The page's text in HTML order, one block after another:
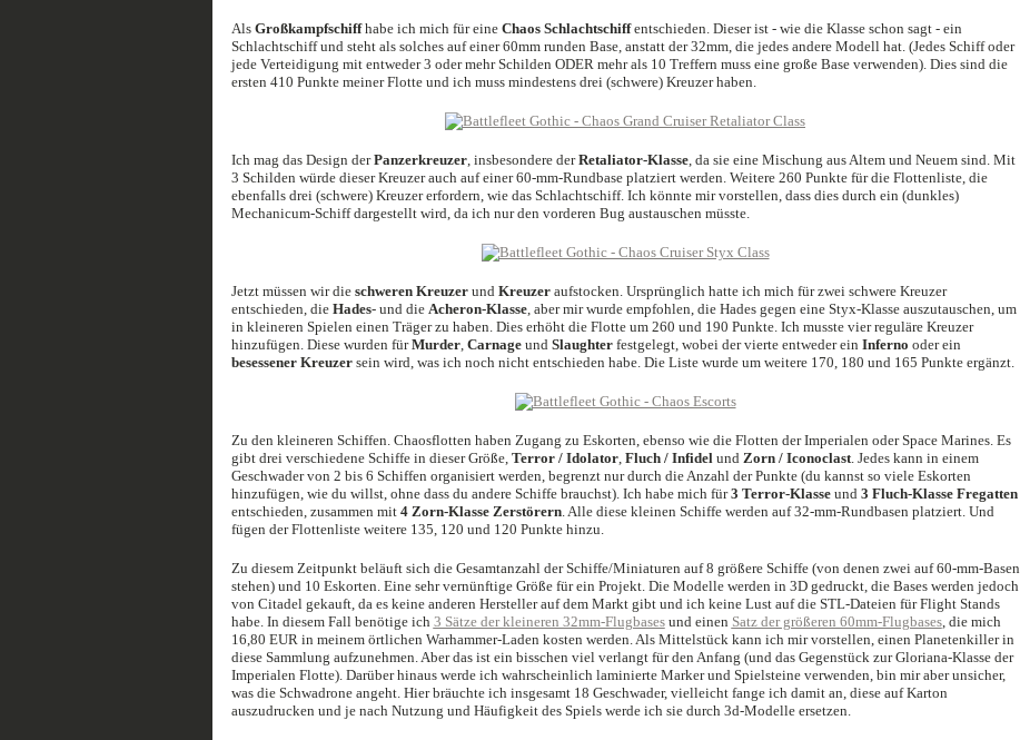
Als Großkampfschiffhabe ich mich für eine Chaos Schlachtschiffentschieden. Dieser ist - wie die Klasse schon sagt - ein
Schlachtschiff und steht als solches auf einer 60mm runden Base, anstatt der 32mm, die jedes andere Modell hat. (Jedes Schiff oder
jede Verteidigung mit entweder 3 oder mehr Schilden ODER mehr als 10 Treffern muss eine große Base verwenden). Dies sind die
ersten 410 Punkte meiner Flotte und ich muss mindestens drei (schwere) Kreuzer haben.
Ich mag das Design derPanzerkreuzer, insbesondere derRetaliator-Klasse, da sie eine Mischung aus Altem und Neuem sind. Mit
3 Schilden würde dieser Kreuzer auch auf einer 60-mm-Rundbase platziert werden. Weitere 260 Punkte für die Flottenliste, die
ebenfalls drei (schwere) Kreuzer erfordern, wie das Schlachtschiff. Ich könnte mir vorstellen, dass dies durch ein (dunkles)
Mechanicum-Schiff dargestellt wird, da ich nur den vorderen Bug austauschen müsste.
Jetzt müssen wir die schweren Kreuzerund Kreuzeraufstocken. Ursprünglich hatte ich mich für zwei schwere Kreuzer
entschieden, die Hades- und die Acheron-Klasse, aber mir wurde empfohlen, die Hades gegen eine Styx-Klasse auszutauschen, um
in kleineren Spielen einen Träger zu haben. Dies erhöht die Flotte um 260 und 190 Punkte. Ich musste vier reguläre Kreuzer
hinzufügen. Diese wurden fürMurder, Carnageund Slaughterfestgelegt, wobei der vierte entweder ein Inferno oder ein
besessener Kreuzersein wird, was ich noch nicht entschieden habe. Die Liste wurde um weitere 170, 180 und 165 Punkte ergänzt.
Zu den kleineren Schiffen. Chaosflotten haben Zugang zu Eskorten, ebenso wie die Flotten der Imperialen oder Space Marines. Es
gibt drei verschiedene Schiffe in dieser Größe, Terror / Idolator, Fluch / Infidelund Zorn / Iconoclast. Jedes kann in einem
Geschwader von 2 bis 6 Schiffen organisiert werden, begrenzt nur durch die Anzahl der Punkte (du kannst so viele Eskorten
hinzufügen, wie du willst, ohne dass du andere Schiffe brauchst). Ich habe mich für3 Terror-Klasseund 3 Fluch-Klasse Fregatten
entschieden, zusammen mit 4 Zorn-Klasse Zerstörern. Alle diese kleinen Schiffe werden auf 32-mm-Rundbasen platziert. Und
fügen der Flottenliste weitere 135, 120 und 120 Punkte hinzu.
Zu diesem Zeitpunkt beläuft sich die Gesamtanzahl der Schiffe/Miniaturen auf 8 größere Schiffe (von denen zwei auf 60-mm-Basen
stehen) und 10 Eskorten. Eine sehr vernünftige Größe für ein Projekt. Die Modelle werden in 3D gedruckt, die Bases werden jedoch
von Citadel gekauft, da es keine anderen Hersteller auf dem Markt gibt und ich keine Lust auf die STL-Dateien für Flight Stands
habe. In diesem Fall benötige ich 3 Sätze der kleineren 32mm-Flugbasesund einen Satz der größeren 60mm-Flugbases, die mich
16,80 EUR in meinem örtlichen Warhammer-Laden kosten werden. Als Mittelstück kann ich mir vorstellen, einen Planetenkiller in
diese Sammlung aufzunehmen. Aber das ist ein bisschen viel verlangt für den Anfang (und das Gegenstück zur Gloriana-Klasse der
Imperialen Flotte). Darüber hinaus werde ich wahrscheinlich laminierte Marker und Spielsteine verwenden, bin mir aber unsicher,
was die Schwadrone angeht. Hier bräuchte ich insgesamt 18 Geschwader, vielleicht fange ich damit an, diese auf Karton
auszudrucken und je nach Nutzung und Häufigkeit des Spiels werde ich sie durch 3d-Modelle ersetzen.